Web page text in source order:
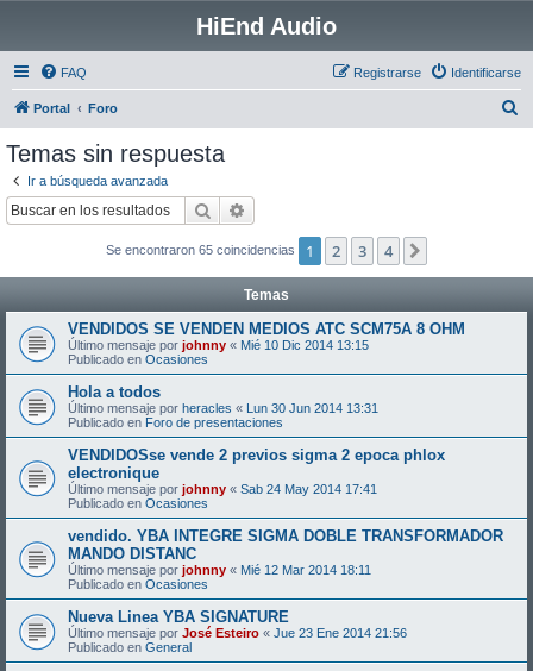
HiEnd Audio
FAQ Identificarse
Registrarse
Portal Foro
Temas sin respuesta
Ir a búsqueda avanzada
Buscar
Se encontraron 65 coincidencias 1 2 3 4
Temas
VENDIDOS SE VENDEN MEDIOS ATC SCM75A 8 OHM
Último mensaje por johnny « Mié 10 Dic 2014 13:15
Publicado en Ocasiones
Hola a todos
Último mensaje por heracles « Lun 30 Jun 2014 13:31
Publicado en Foro de presentaciones
VENDIDOSse vende 2 previos sigma 2 epoca phlox
electronique
Último mensaje por johnny « Sab 24 May 2014 17:41
Publicado en Ocasiones
vendido. YBA INTEGRE SIGMA DOBLE TRANSFORMADOR
MANDO DISTANC
Último mensaje por johnny « Mié 12 Mar 2014 18:11
Publicado en Ocasiones
Nueva Linea YBA SIGNATURE
Último mensaje por José Esteiro « Jue 23 Ene 2014 21:56
Publicado en General